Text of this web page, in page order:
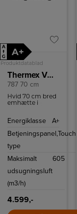
A
↑
G
A+
Produktdatablad
Thermex Væghængt emhætte
787 70 cm
Hvid 70 cm bred
emhætte i
hastigheder at
Energiklasse
A+
Betjeningspanel,
type
Touch
Maksimalt
udsugningsluft
(m3/h)
605
4.599,-